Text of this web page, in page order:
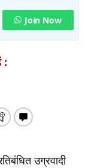
Join Now
:
उग्रवादी